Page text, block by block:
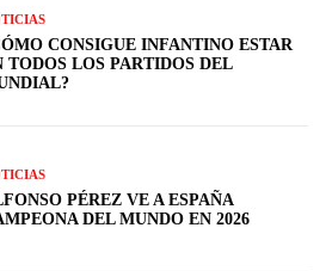
CONSIGUE INFANTINO ESTAR
TODOS LOS PARTIDOS DEL
PÉREZ VE A ESPAÑA
DEL MUNDO EN 2026